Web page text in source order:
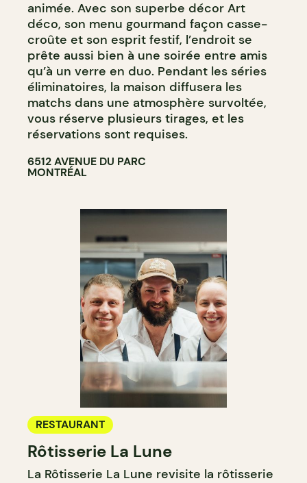
animée. Avec son superbe décor Art
déco, son menu gourmand façon casse-
croûte et son esprit festif, l’endroit se
prête aussi bien à une soirée entre amis
qu’à un verre en duo. Pendant les séries
éliminatoires, la maison diffusera les
matchs dans une atmosphère survoltée,
vous réserve plusieurs tirages, et les
réservations sont requises.
6512 AVENUE DU PARC
MONTRÉAL
RESTAURANT
Rôtisserie La Lune
La Rôtisserie La Lune revisite la rôtisserie